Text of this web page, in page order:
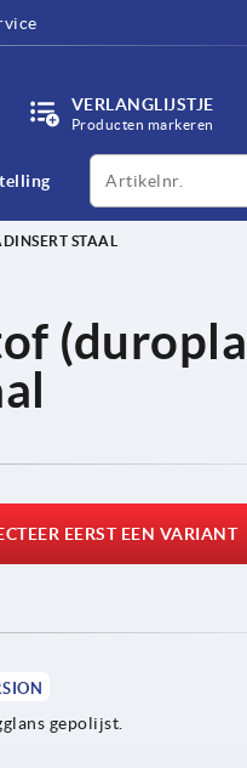
VERLANGLIJSTJE
Producten markeren
productCode
STAAL
EERST EEN VARIANT
gepolijst.